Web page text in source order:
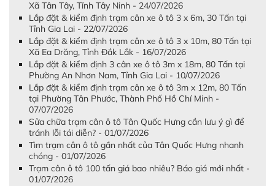
Xã Tân Tây, Tỉnh Tây Ninh - 24/07/2026
Lắp đặt & kiểm định trạm cân xe ô tô 3 x 6m, 30 Tấn tại
Tỉnh Gia Lai - 22/07/2026
Lắp đặt & kiểm định trạm cân xe ô tô 3 x 10m, 80 Tấn tại
Xã Ea Drăng, Tỉnh Đắk Lắk - 16/07/2026
Lắp đặt & kiểm định 3 cân xe ô tô 3m x 18m, 80 Tấn tại
Phường An Nhơn Nam, Tỉnh Gia Lai - 10/07/2026
Lắp đặt & kiểm định trạm cân xe ô tô 3m x 12m, 80 Tấn
tại Phường Tân Phước, Thành Phố Hồ Chí Minh -
07/07/2026
Sửa chữa trạm cân ô tô Tân Quốc Hưng cần lưu ý gì để
tránh lỗi tái diễn? - 01/07/2026
Tìm trạm cân ô tô gần nhất của Tân Quốc Hưng nhanh
chóng - 01/07/2026
Trạm cân ô tô 100 tấn giá bao nhiêu? Báo giá mới nhất -
01/07/2026